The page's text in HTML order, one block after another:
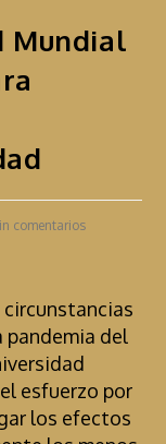
Mundial
comentarios
pandemia del
esfuerzo por
los efectos